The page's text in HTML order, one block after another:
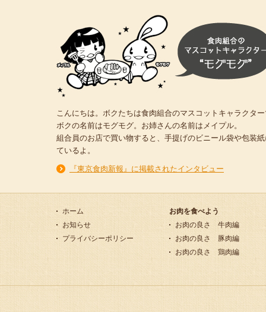
こんにちは。ボクたちは食肉組合のマスコットキャラクタ
ボクの名前はモグモグ。お姉さんの名前はメイプル。
組合員のお店で買い物すると、手提げのビニール袋や包装
ているよ。
『東京食肉新報』に掲載されたインタビュー
ホーム
お知らせ
プライバシーポリシー
お肉を食べよう
お肉の良さ 牛肉編
お肉の良さ 豚肉編
お肉の良さ 鶏肉編